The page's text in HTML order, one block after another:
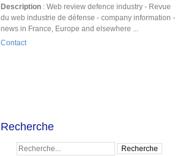
Description : Web review defence industry - Revue
du web industrie de défense - company information -
news in France, Europe and elsewhere ...
Contact
Recherche